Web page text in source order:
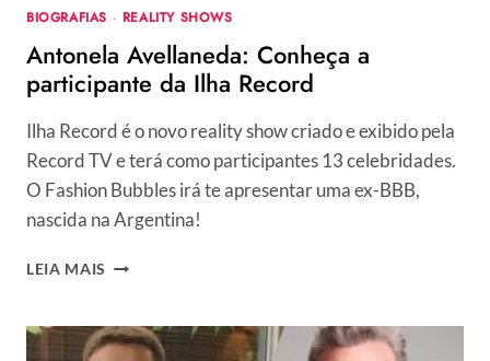
BIOGRAFIAS · REALITY SHOWS
Antonela Avellaneda: Conheça a
participante da Ilha Record
Ilha Record é o novo reality show criado e exibido pela
Record TV e terá como participantes 13 celebridades.
O Fashion Bubbles irá te apresentar uma ex-BBB,
nascida na Argentina!
LEIA MAIS ANTONELA
A
PARTICIPANTE